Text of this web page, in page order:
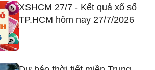
XSHCM 27/7 - Kết quả xổ số
TP.HCM hôm nay 27/7/2026